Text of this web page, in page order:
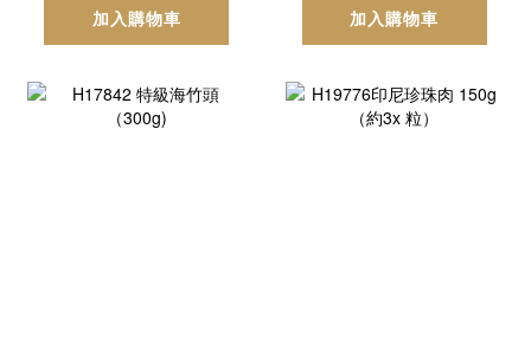
加入購物車 加入購物車